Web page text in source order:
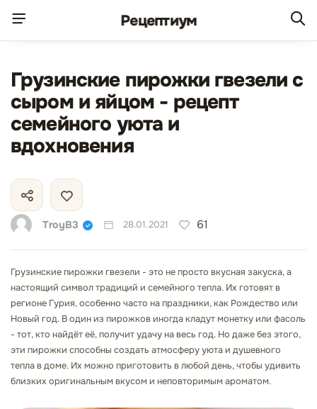
Рецептиум
Грузинские пирожки гвезели с
сыром и яйцом - рецепт
семейного уюта и
вдохновения
TroyB3 28.01.2021 61
Грузинские пирожки гвезели - это не просто вкусная закуска, а
настоящий символ традиций и семейного тепла. Их готовят в
регионе Гурия, особенно часто на праздники, как Рождество или
Новый год. В один из пирожков иногда кладут монетку или фасоль
- тот, кто найдёт её, получит удачу на весь год. Но даже без этого,
эти пирожки способны создать атмосферу уюта и душевного
тепла в доме. Их можно приготовить в любой день, чтобы удивить
близких оригинальным вкусом и неповторимым ароматом.